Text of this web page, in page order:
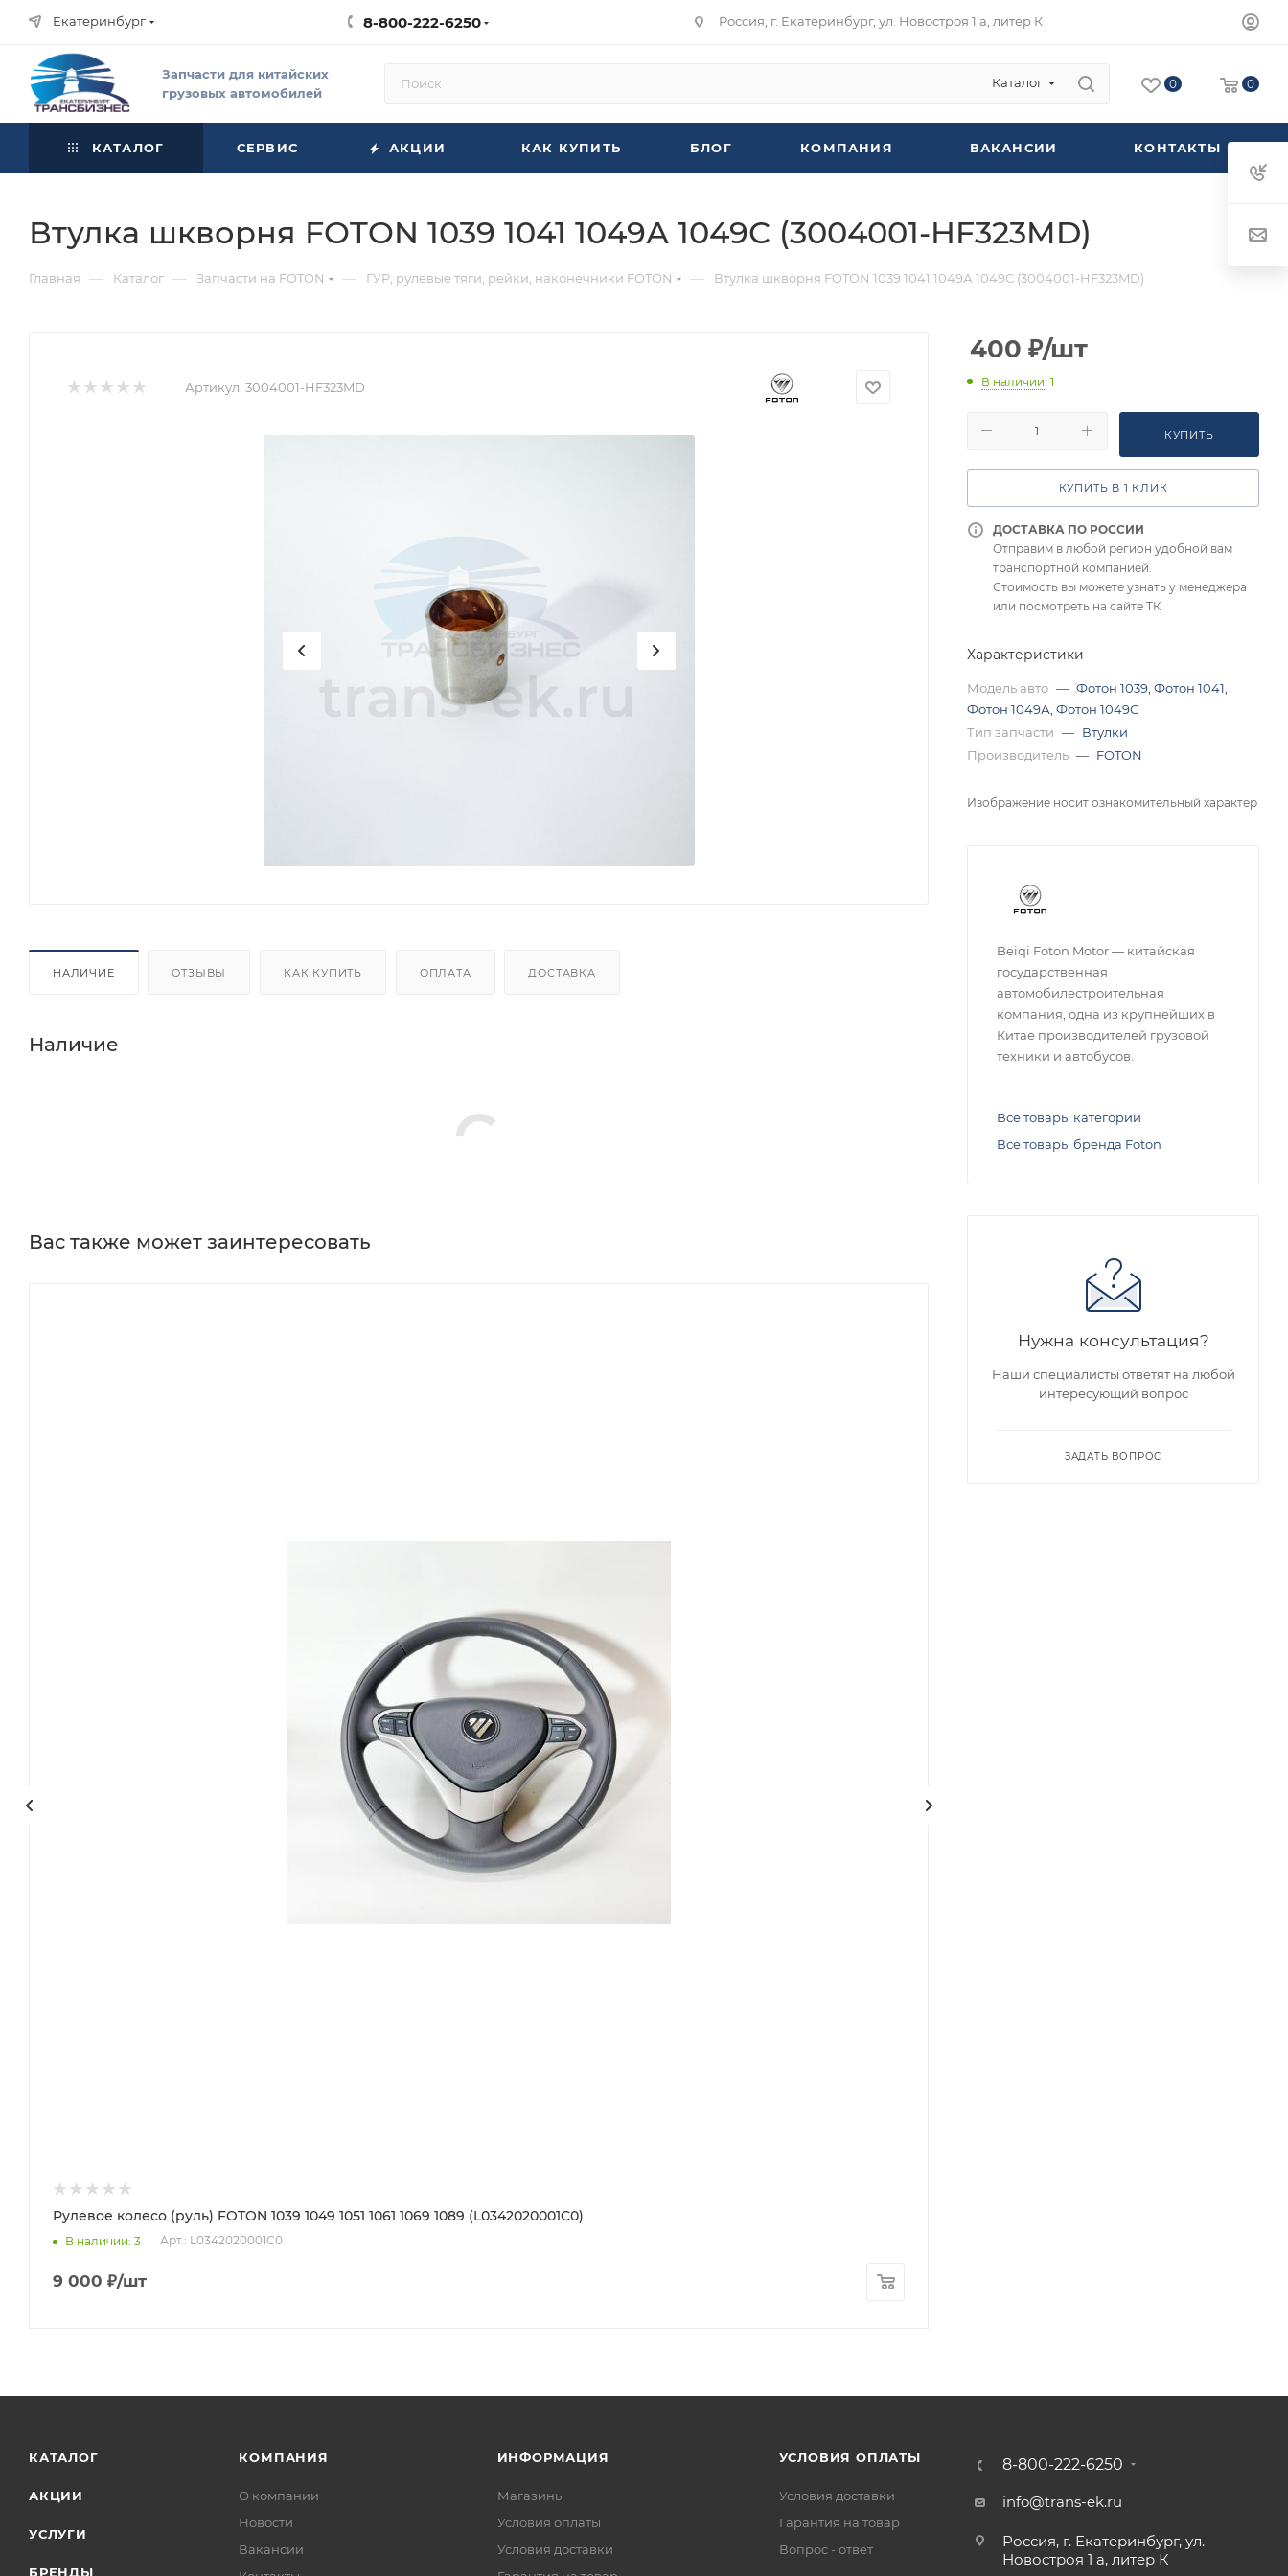
Екатеринбург 8-800-222-6250 Россия, г. Екатеринбург, ул. Новостроя 1 а, литер К
Запчасти для китайских
грузовых автомобилей
Каталог 0 0
КАТАЛОГ СЕРВИС АКЦИИ КАК КУПИТЬ БЛОГ КОМПАНИЯ ВАКАНСИИ КОНТАКТЫ
Втулка шкворня FOTON 1039 1041 1049А 1049С (3004001-HF323MD)
Главная — Каталог — Запчасти на FOTON — ГУР, рулевые тяги, рейки, наконечники FOTON — Втулка шкворня FOTON 1039 1041 1049А 1049С (3004001-HF323MD)
Артикул: 3004001-HF323MD
НАЛИЧИЕ ОТЗЫВЫ КАК КУПИТЬ ОПЛАТА ДОСТАВКА
Наличие
Вас также может заинтересовать
Рулевое колесо (руль) FOTON 1039 1049 1051 1061 1069 1089 (L0342020001C0)
В наличии: 3 Арт.: L0342020001C0
9 000 ₽/шт
400 ₽/шт
В наличии: 1
КУПИТЬ
КУПИТЬ В 1 КЛИК
ДОСТАВКА ПО РОССИИ
Отправим в любой регион удобной вам
транспортной компанией.
Стоимость вы можете узнать у менеджера
или посмотреть на сайте ТК
Характеристики
Модель авто — Фотон 1039 Фотон 1041
Фотон 1049А Фотон 1049С
Тип запчасти — Втулки
Производитель — FOTON
Изображение носит ознакомительный характер
Beiqi Foton Motor — китайская
государственная
автомобилестроительная
компания, одна из крупнейших в
Китае производителей грузовой
техники и автобусов.
Все товары категории
Все товары бренда Foton
Нужна консультация?
Наши специалисты ответят на любой
интересующий вопрос
ЗАДАТЬ ВОПРОС
КАТАЛОГ
АКЦИИ
УСЛУГИ
БРЕНДЫ
КОМПАНИЯ
О компании
Новости
Вакансии
ИНФОРМАЦИЯ
Магазины
Условия оплаты
Условия доставки
УСЛОВИЯ ОПЛАТЫ
Условия доставки
Гарантия на товар
Вопрос - ответ
8-800-222-6250
info@trans-ek.ru
Россия, г. Екатеринбург, ул.
Новостроя 1 а, литер К